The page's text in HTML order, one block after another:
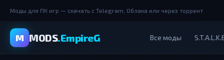
Моды для ПК игр — скачать с Telegram, Облака или через торрент
M MODS.EmpireG Все моды